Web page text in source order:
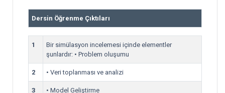
Dersin Öğrenme Çıktıları
1
Bir simülasyon incelemesi içinde elementler
şunlardır: • Problem oluşumu
2 • Veri toplanması ve analizi
3 • Model Geliştirme